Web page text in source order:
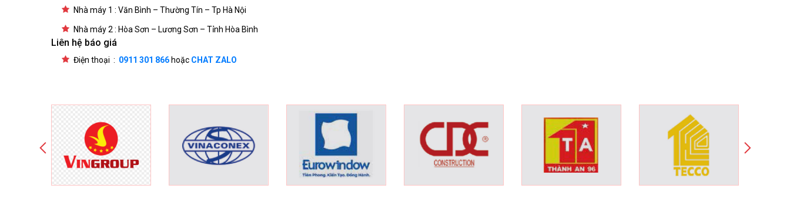
Nhà máy 1 : Văn Bình – Thường Tín – Tp Hà Nội
Nhà máy 2 : Hòa Sơn – Lương Sơn – Tỉnh Hòa Bình
Liên hệ báo giá
Điện thoại : 0911 301 866 hoặc CHAT ZALO